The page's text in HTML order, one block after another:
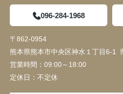
096-284-1968
〒862-0954
熊本県熊本市中央区神水１丁目6-1
営業時間： 09:00～18:00
定休日： 不定休